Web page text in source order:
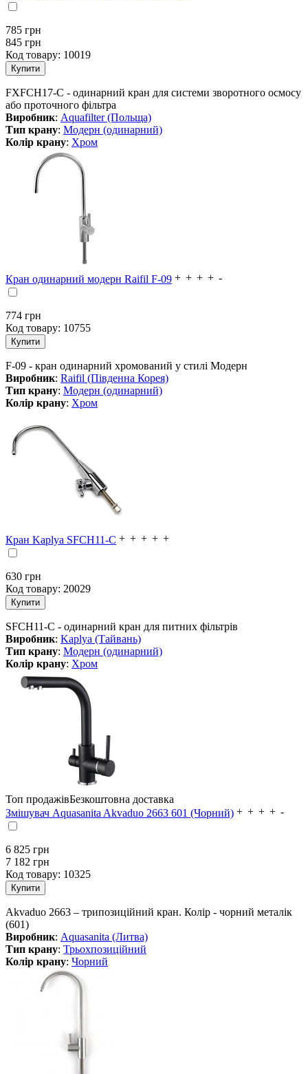
785 грн
845 грн
Код товару: 10019
FXFCH17-С - одинарний кран для системи зворотного осмосу
або проточного фільтра
Виробник: Aquafilter (Польща)
Тип крану: Модерн (одинарний)
Колір крану: Хром
Кран одинарний модерн Raifil F-09
774 грн
Код товару: 10755
F-09 - кран одинарний хромований у стилі Модерн
Виробник: Raifil (Південна Корея)
Тип крану: Модерн (одинарний)
Колір крану: Хром
Кран Kaplya SFCH11-C
630 грн
Код товару: 20029
SFCH11-C - одинарний кран для питних фільтрів
Виробник: Kaplya (Тайвань)
Тип крану: Модерн (одинарний)
Колір крану: Хром
Топ продажівБезкоштовна доставка
Змішувач Aquasanita Akvaduo 2663 601 (Чорний)
6 825 грн
7 182 грн
Код товару: 10325
Akvaduo 2663 – трипозиційний кран. Колір - чорний металік
(601)
Виробник: Aquasanita (Литва)
Тип крану: Трьохпозиційний
Колір крану: Чорний